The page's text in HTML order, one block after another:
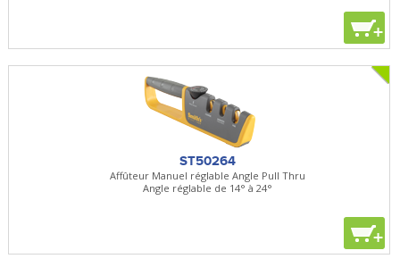
+
ST50264
Affûteur Manuel réglable Angle Pull Thru
Angle réglable de 14° à 24°
+